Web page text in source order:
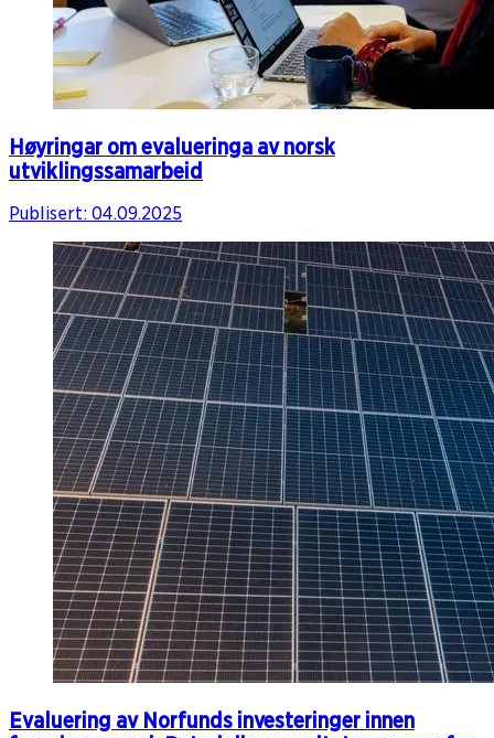
Høyringar om evalueringa av norsk
utviklingssamarbeid
Publisert: 04.09.2025
Evaluering av Norfunds investeringer innen